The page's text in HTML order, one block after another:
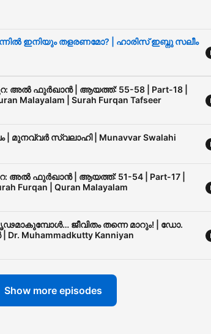
ഇനിയും തളരണമോ? | ഹാരിസ് ഇബ്നു സലീം
ഫുർഖാൻ | ആയത്ത്: 55-58 | Part-18 |
| Surah Furqan Tafseer
| മുനവ്വർ സ്വലാഹി | Munavvar Swalahi
ഫുർഖാൻ | ആയത്ത്: 51-54 | Part-17 |
| Quran Malayalam
ജീവിതം തന്നെ മാറും! | ഡോ.
Muhammadkutty Kanniyan
Show more episodes